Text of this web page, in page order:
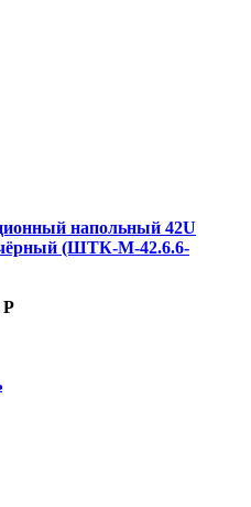
напольный 42U
чёрный (ШТК-М-42.6.6-
Р